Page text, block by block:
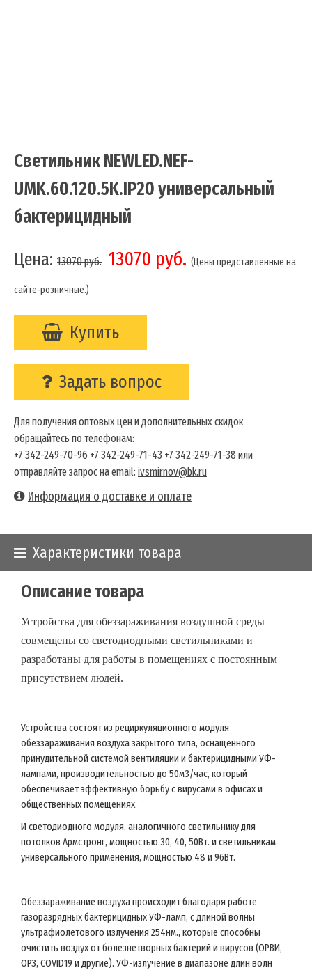
Светильник NEWLED.NEF-
UMK.60.120.5K.IP20 универсальный
бактерицидный
Цена: 13070руб. 13070 руб. (Цены представленные на
сайте-розничные.)
Купить
Задать вопрос
Для получения оптовых цен и дополнительных скидок
обращайтесь по телефонам:
+7 342-249-70-96 +7 342-249-71-43 +7 342-249-71-38 или
отправляйте запрос на email: ivsmirnov@bk.ru
Информация о доставке и оплате
Характеристики товара
Описание товара
Устройства для обеззараживания воздушной среды
совмещены со светодиодными светильниками и
разработаны для работы в помещениях с постоянным
присутствием людей.
Устройства состоят из рециркуляционного модуля
обеззараживания воздуха закрытого типа, оснащенного
принудительной системой вентиляции и бактерицидными УФ-
лампами, производительностью до 50м3/час, который
обеспечивает эффективную борьбу с вирусами в офисах и
общественных помещениях.
И светодиодного модуля, аналогичного светильнику для
потолков Армстронг, мощностью 30, 40, 50Вт. и светильникам
универсального применения, мощностью 48 и 96Вт.
Обеззараживание воздуха происходит благодаря работе
газоразрядных бактерицидных УФ-ламп, с длиной волны
ультрафиолетового излучения 254нм., которые способны
очистить воздух от болезнетворных бактерий и вирусов (ОРВИ,
ОРЗ, COVID19 и другие). УФ-излучение в диапазоне длин волн